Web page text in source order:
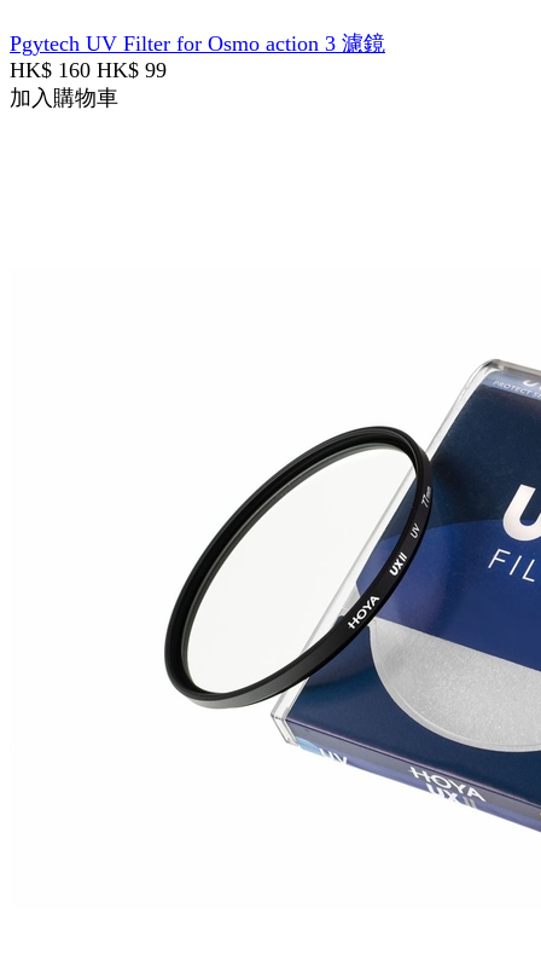
Pgytech UV Filter for Osmo action 3 濾鏡
HK$ 160 HK$ 99
加入購物車